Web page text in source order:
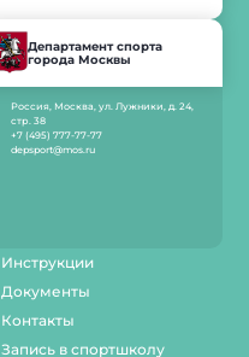
Инструкции
Документы
Контакты
Запись в спортшколу
Департамент спорта
города Москвы
Россия, Москва, ул. Лужники, д. 24,
стр. 38
+7 (495) 777-77-77
depsport@mos.ru